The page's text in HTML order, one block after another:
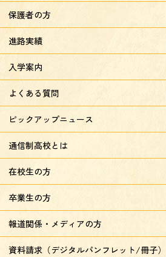
保護者の方
進路実績
入学案内
よくある質問
ピックアップニュース
通信制高校とは
在校生の方
卒業生の方
報道関係・メディアの方
資料請求（デジタルパンフレット/冊子）